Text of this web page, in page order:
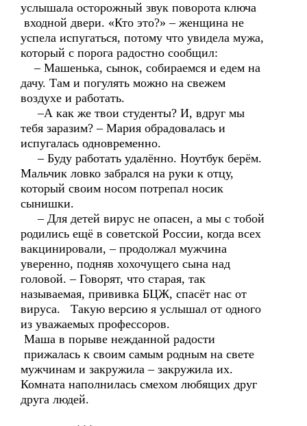
услышала осторожный звук поворота ключа
входной двери. «Кто это?» – женщина не
успела испугаться, потому что увидела мужа,
который с порога радостно сообщил:
– Машенька, сынок, собираемся и едем на
дачу. Там и погулять можно на свежем
воздухе и работать.
–А как же твои студенты? И, вдруг мы
тебя заразим? – Мария обрадовалась и
испугалась одновременно.
– Буду работать удалённо. Ноутбук берём.
Мальчик ловко забрался на руки к отцу,
который своим носом потрепал носик
сынишки.
– Для детей вирус не опасен, а мы с тобой
родились ещё в советской России, когда всех
вакцинировали, – продолжал мужчина
уверенно, подняв хохочущего сына над
головой. – Говорят, что старая, так
называемая, прививка БЦЖ, спасёт нас от
вируса. Такую версию я услышал от одного
из уважаемых профессоров.
Маша в порыве нежданной радости
прижалась к своим самым родным на свете
мужчинам и закружила – закружила их.
Комната наполнилась смехом любящих друг
друга людей.